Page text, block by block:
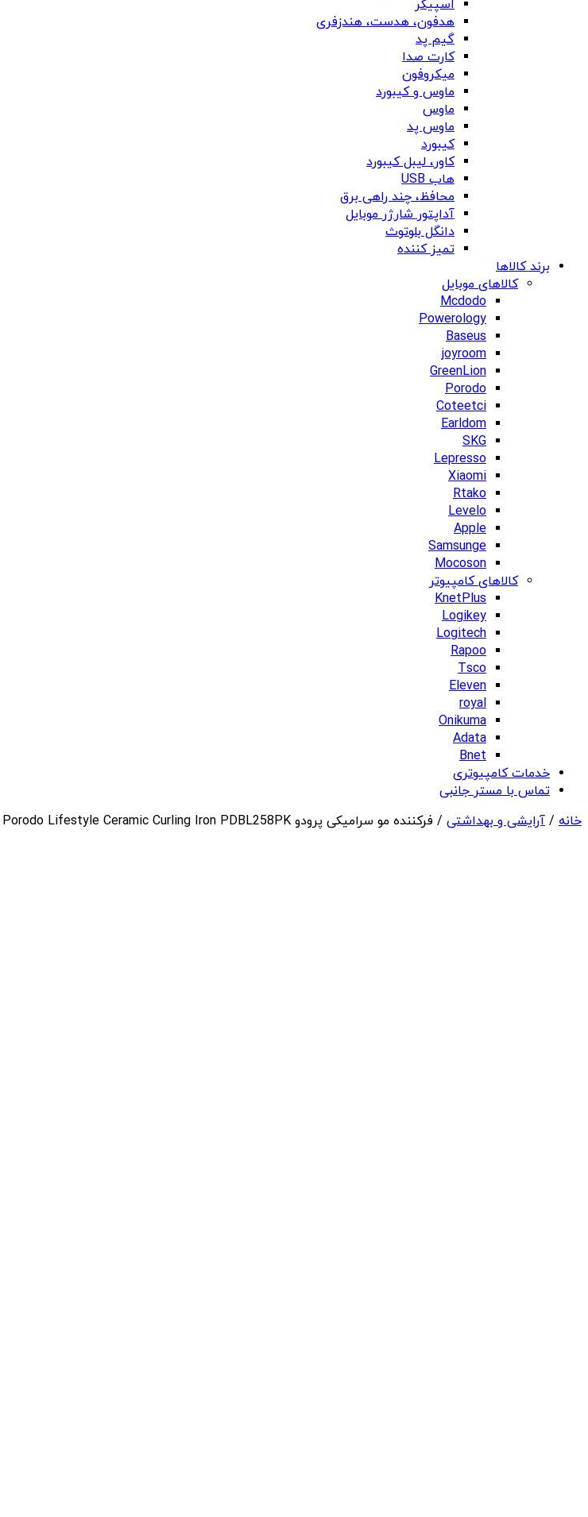
اسپیکر
هدفون، هدست، هندزفری
گیم پد
کارت صدا
میکروفون
ماوس و کیبورد
ماوس
ماوس پد
کیبورد
کاور، لیبل کیبورد
هاب USB
محافظ، چند راهی برق
آداپتور شارژر موبایل
دانگل بلوتوث
تمیز کننده
برند کالاها
کالاهای موبایل
Mcdodo
Powerology
Baseus
joyroom
GreenLion
Porodo
Coteetci
Earldom
SKG
Lepresso
Xiaomi
Rtako
Levelo
Apple
Samsunge
Mocoson
کالاهای کامپیوتر
KnetPlus
Logikey
Logitech
Rapoo
Tsco
Eleven
royal
Onikuma
Adata
Bnet
خدمات کامپیوتری
تماس با مستر جانبی
خانه / آرایشی و بهداشتی / فرکننده مو سرامیکی پرودو Porodo Lifestyle Ceramic Curling Iron PDBL258PK